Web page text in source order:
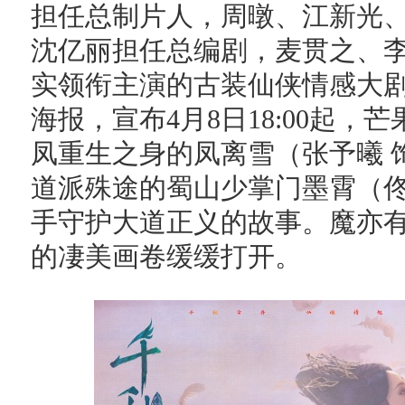
担任总制片人，周暾、江新光
沈亿丽担任总编剧，麦贯之、
实领衔主演的古装仙侠情感大
海报，宣布4月8日18:00起，
凤重生之身的凤离雪（张予曦
道派殊途的蜀山少掌门墨霄（
手守护大道正义的故事。魔亦
的凄美画卷缓缓打开。